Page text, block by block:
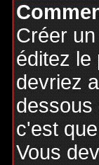
Créer
éditez le
devriez
c'est
Vous